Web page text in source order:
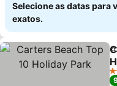
Selecione as datas para
exatos.
2